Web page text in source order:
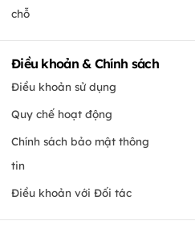
chỗ
Điều khoản & Chính sách
Điều khoản sử dụng
Quy chế hoạt động
Chính sách bảo mật thông
tin
Điều khoản với Đối tác